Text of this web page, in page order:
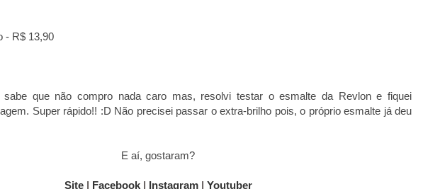
- R$ 13,90
que não compro nada caro mas, resolvi testar o esmalte da Revlon e fiquei
Super rápido!! :D Não precisei passar o extra-brilho pois, o próprio esmalte já deu
E aí, gostaram?
Site| Facebook| Instagram| Youtuber